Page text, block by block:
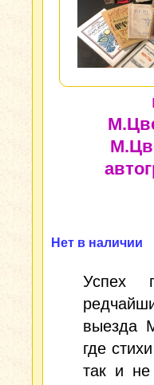
Нет в наличии
Успех
выезда
где
так и не